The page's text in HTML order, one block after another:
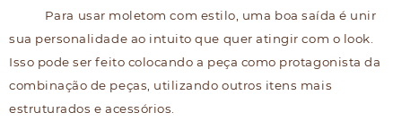
Para usar moletom com estilo, uma boa saída é unir
sua personalidade ao intuito que quer atingir com o look.
Isso pode ser feito colocando a peça como protagonista da
combinação de peças, utilizando outros itens mais
estruturados e acessórios.